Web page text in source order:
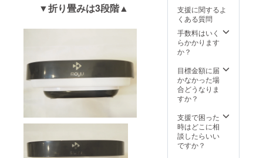
▼折り畳みは3段階▲
支援に関するよ
くある質問
手数料はいく
らかかります
か？
目標金額に届
かなかった場
合どうなりま
すか？
支援で困った
時はどこに相
談したらいい
ですか？